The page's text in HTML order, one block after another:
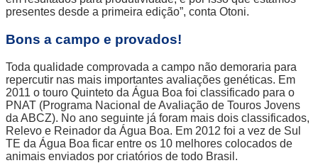
presentes desde a primeira edição”, conta Otoni.
Bons a campo e provados!
Toda qualidade comprovada a campo não demoraria para
repercutir nas mais importantes avaliações genéticas. Em
2011 o touro Quinteto da Água Boa foi classificado para o
PNAT (Programa Nacional de Avaliação de Touros Jovens
da ABCZ). No ano seguinte já foram mais dois classificados,
Relevo e Reinador da Água Boa. Em 2012 foi a vez de Sul
TE da Água Boa ficar entre os 10 melhores colocados de
animais enviados por criatórios de todo Brasil.